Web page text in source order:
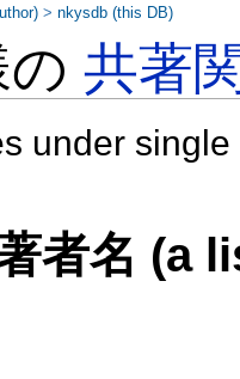
の共著
under
者名 (a
>nkysdb (this DB)